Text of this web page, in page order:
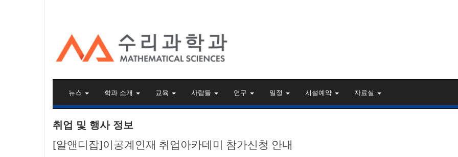
KAIST 수리과학과
뉴스 학과 소개 교육 사람들 연구 일정 시설예약 자료실
취업 및 행사 정보
[알앤디잡]이공계인재 취업아카데미 참가신청 안내